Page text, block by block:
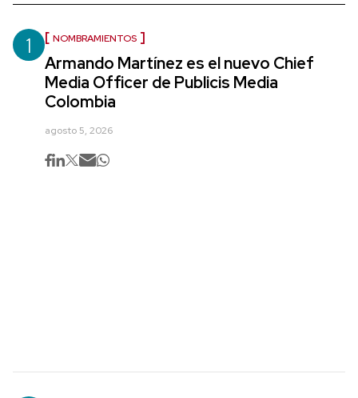
1 NOMBRAMIENTOS
Armando Martínez es el nuevo Chief
Media Officer de Publicis Media
Colombia
agosto 5, 2026